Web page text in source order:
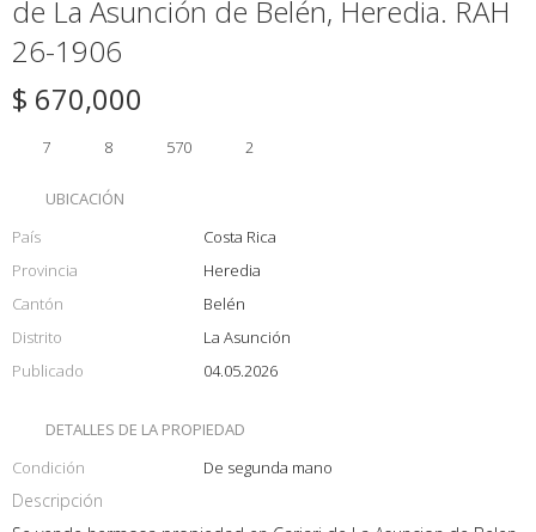
de La Asunción de Belén, Heredia. RAH
26-1906
$ 670,000
7 8 570 2
UBICACIÓN
País
Costa Rica
Provincia
Heredia
Cantón
Belén
Distrito
La Asunción
Publicado
04.05.2026
DETALLES DE LA PROPIEDAD
Condición
De segunda mano
Descripción